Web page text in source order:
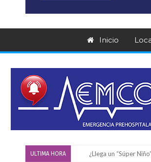
Inicio
ULTIMA HORA ¿Llega un “Súper